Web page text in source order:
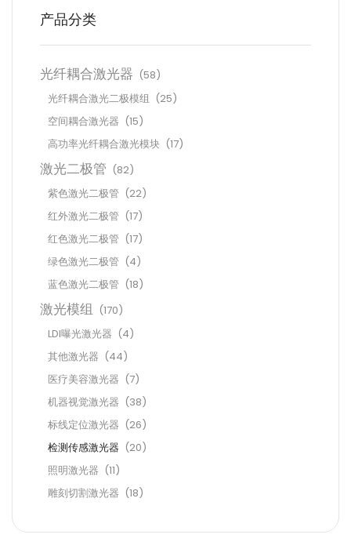
产品分类
光纤耦合激光器 (58)
光纤耦合激光二极模组 (25)
空间耦合激光器 (15)
高功率光纤耦合激光模块 (17)
激光二极管 (82)
紫色激光二极管 (22)
红外激光二极管 (17)
红色激光二极管 (17)
绿色激光二极管 (4)
蓝色激光二极管 (18)
激光模组 (170)
LDI曝光激光器 (4)
其他激光器 (44)
医疗美容激光器 (7)
机器视觉激光器 (38)
标线定位激光器 (26)
检测传感激光器 (20)
照明激光器 (11)
雕刻切割激光器 (18)